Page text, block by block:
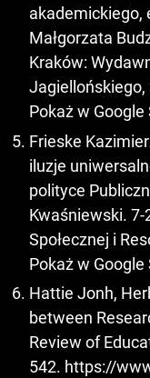
akademickiego,
Małgorzata
Kraków:
Jagiellońskiego,
Pokaż w Google
Frieske
iluzje
polityce
Kwaśniewski.
Społecznej i
Pokaż w Google
Hattie Jonh,
between
Review of
542. https://